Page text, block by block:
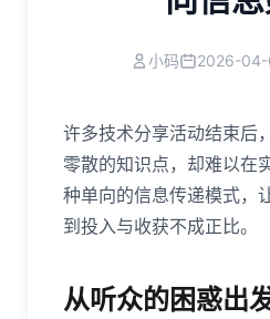
小码 2026-
许多技术分享活动结束后
零散的知识点，却难以在
种单向的信息传递模式，
到投入与收获不成正比。
从听众的困惑出